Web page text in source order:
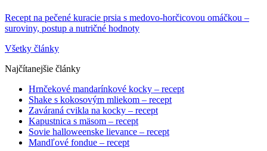
Recept na pečené kuracie prsia s medovo-horčicovou omáčkou –
suroviny, postup a nutričné hodnoty
Všetky články
Najčítanejšie články
Hrnčekové mandarínkové kocky – recept
Shake s kokosovým mliekom – recept
Zaváraná cvikla na kocky – recept
Kapustnica s mäsom – recept
Sovie halloweenske lievance – recept
Mandľové fondue – recept